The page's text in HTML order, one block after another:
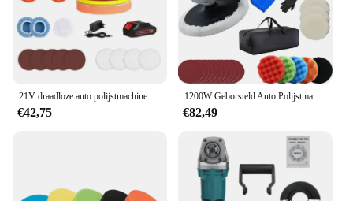
21V draadloze auto polijstmachine 6 Tandwielen 380W elektrische polijsten waxen machine voor het repareren van krassen Draadloze schuurmachines Pools gereedschap
€42,75
1200W Geborsteld Auto Polijstmachine Polijstmachine Met Variabele Snelheid 7Inch Met 6 Variabele Snelheden Polijstmachine
€82,49